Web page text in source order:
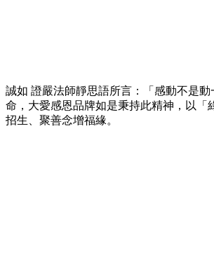
誠如 證嚴法師靜思語所言：「感動不是
命，大愛感恩品牌如是秉持此精神，以
招生、聚善念增福緣。